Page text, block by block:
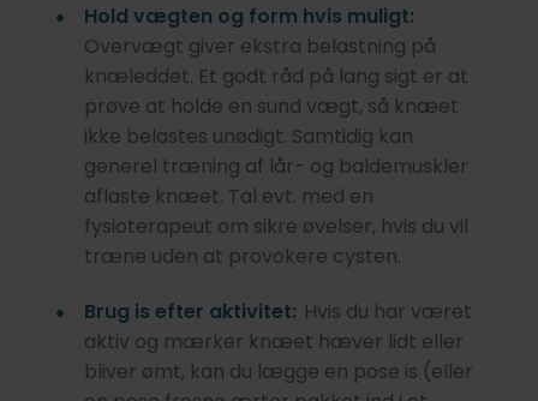
Hold vægten og form hvis muligt:
Overvægt giver ekstra belastning på
knæleddet. Et godt råd på lang sigt er at
prøve at holde en sund vægt, så knæet
ikke belastes unødigt. Samtidig kan
generel træning af lår- og baldemuskler
aflaste knæet. Tal evt. med en
fysioterapeut om sikre øvelser, hvis du vil
træne uden at provokere cysten.
Brug is efter aktivitet: Hvis du har været
aktiv og mærker knæet hæver lidt eller
bliver ømt, kan du lægge en pose is (eller